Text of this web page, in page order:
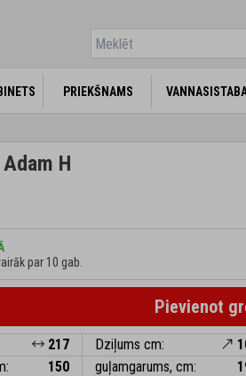
PRIEKŠNAMS
PRIEKŠNAMS
H
par 10 gab.
Pievienot
217 Dziļums cm:
150 guļamgarums, cm: